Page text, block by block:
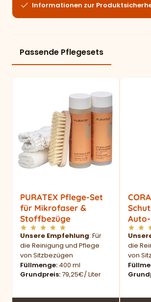
Informationen zur
Passende Pflegesets
PURATEX Pflege-Set
für Mikrofaser &
Stoffbezüge
Unsere Empfehlung: Für
die Reinigung und Pflege
von Sitzbezügen
Füllmenge 400 ml
Grundpreis 79,25€/ Liter
die
von